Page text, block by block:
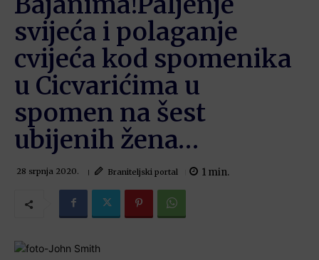
svijeća i polaganje
cvijeća kod spomenika
u Cicvarićima u
spomen na šest
ubijenih žena…
28 srpnja 2020. Braniteljski portal 1 min.